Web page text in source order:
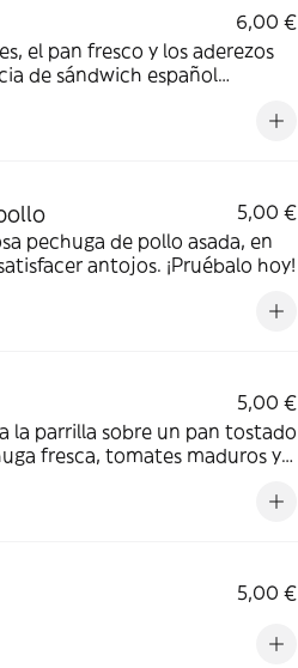
6,00 €
el pan fresco y los aderezos
de sándwich español
5,00 €
pechuga de pollo asada, en
antojos. ¡Pruébalo hoy!
5,00 €
la parrilla sobre un pan tostado
fresca, tomates maduros y
5,00 €